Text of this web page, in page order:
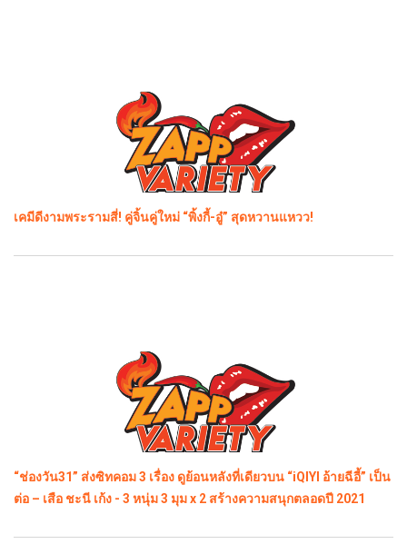
เคมีดีงามพระรามสี่! คู่จิ้นคู่ใหม่ “พิ้งกี้-อู๋” สุดหวานแหวว!
“ช่องวัน31” ส่งซิทคอม 3 เรื่อง ดูย้อนหลังที่เดียวบน “iQIYI อ้ายฉีอี้” เป็น
ต่อ – เสือ ชะนี เก้ง - 3 หนุ่ม 3 มุม x 2 สร้างความสนุกตลอดปี 2021